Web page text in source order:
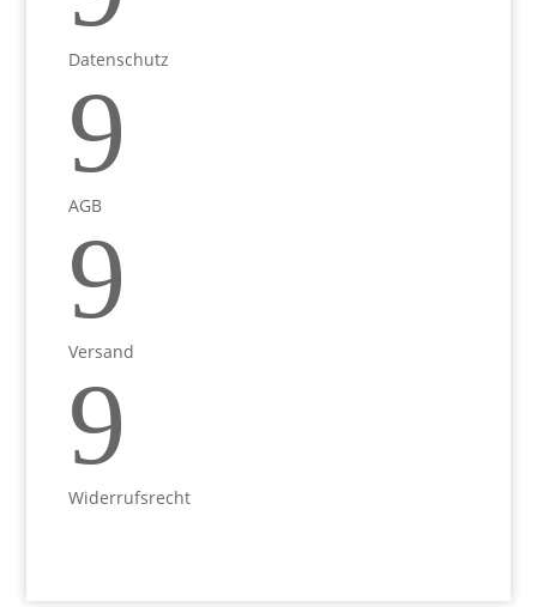
Datenschutz
9
AGB
9
Versand
9
Widerrufsrecht